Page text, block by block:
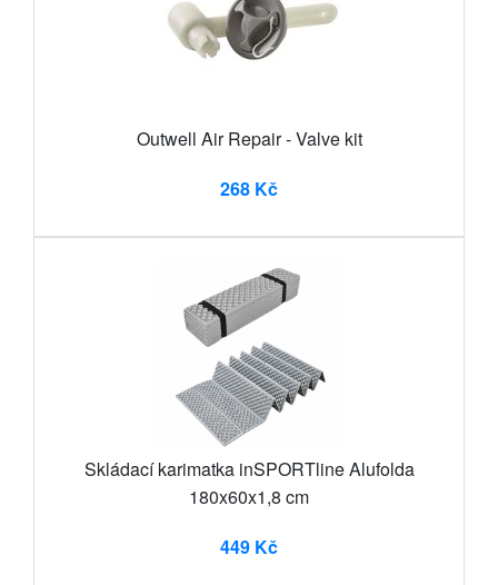
Outwell Air Repair - Valve kit
268 Kč
Skládací karimatka inSPORTline Alufolda
180x60x1,8 cm
449 Kč